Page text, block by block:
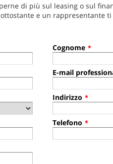
di più sul leasing o sul
e un rappresentante
Cognome *
E-mail
Indirizzo *
Telefono *